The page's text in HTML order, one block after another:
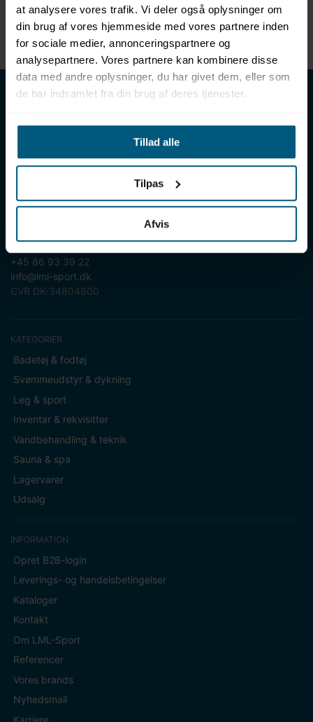
at analysere vores trafik. Vi deler også oplysninger om
din brug af vores hjemmeside med vores partnere inden
for sociale medier, annonceringspartnere og
analysepartnere. Vores partnere kan kombinere disse
data med andre oplysninger, du har givet dem, eller som
de har indsamlet fra din brug af deres tjenester.
Tillad alle
Tilpas
Afvis
For mere information om produktet, seproduktblad
(engelsk).
LML SPORT - Alt til vand
vandleg og vandsport, vandbehandling og teknik samt inventar
til vådrum, sauna & spa. Vores kunder er bl.a. svømmehaller,
badelande, friluftsbade, campingpladser, feriecentre,
idrætshaller og skoler. Vælg os som din leverandør, fordi vi har
over 50 års erfaring i branchen og tilbyder den højeste
ekspertise og bedste service.
+45 86 93 39 22
info@lml-sport.dk
CVR DK-34604800
KATEGORIER
Badetøj & fodtøj
Svømmeudstyr & dykning
Leg & sport
Inventar & rekvisitter
Vandbehandling & teknik
Sauna & spa
Lagervarer
Udsalg
INFORMATION
Opret B2B-login
Leverings- og handelsbetingelser
Kataloger
Kontakt
Om LML-Sport
Referencer
Vores brands
Nyhedsmail
Karriere